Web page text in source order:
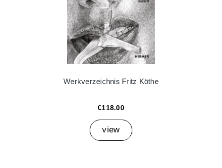
Werkverzeichnis Fritz Köthe
€118.00
view